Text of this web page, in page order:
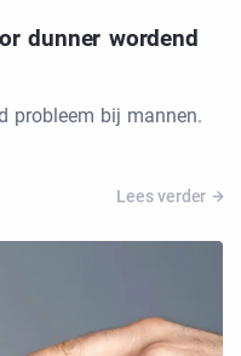
dunner wordend
probleem bij mannen.
Lees verder